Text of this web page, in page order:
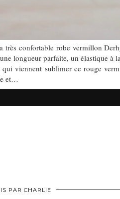
confortable robe vermillon
longueur parfaite, un élastique à
viennent sublimer ce rouge
et…
PAR CHARLIE